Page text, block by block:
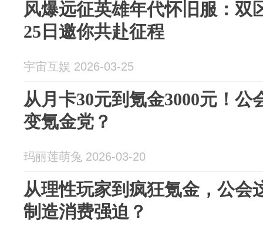
风爆远征英雄年代怀旧服：双
25日邀你共赴征程
宇宙互娱 2026-03-25
从月卡30元到氪金3000元！公
变氪金党？
玛丽莲萌兔 2026-03-20
从理性玩家到疯狂氪金，公会
制造消费强迫？